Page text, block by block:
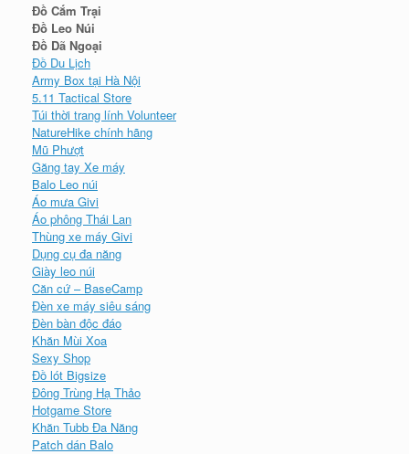
Đồ Cắm Trại
Đồ Leo Núi
Đồ Dã Ngoại
Đồ Du Lịch
Army Box tại Hà Nội
5.11 Tactical Store
Túi thời trang lính Volunteer
NatureHike chính hãng
Mũ Phượt
Găng tay Xe máy
Balo Leo núi
Áo mưa Givi
Áo phông Thái Lan
Thùng xe máy Givi
Dụng cụ đa năng
Giày leo núi
Căn cứ – BaseCamp
Đèn xe máy siêu sáng
Đèn bàn độc đáo
Khăn Mùi Xoa
Sexy Shop
Đồ lót Bigsize
Đông Trùng Hạ Thảo
Hotgame Store
Khăn Tubb Đa Năng
Patch dán Balo